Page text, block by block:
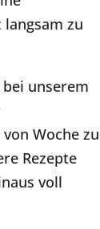
zu
unserem
Woche zu
Rezepte
voll